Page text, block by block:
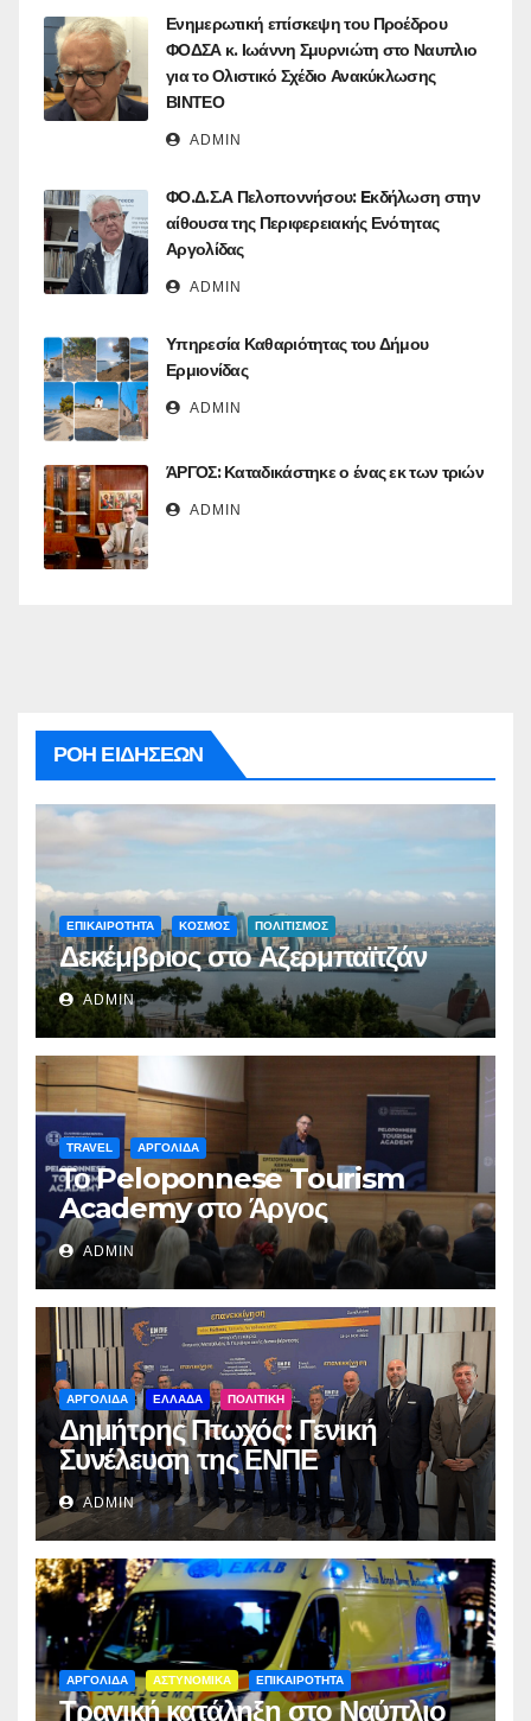
Ενημερωτική επίσκεψη του Προέδρου
ΦΟΔΣΑ κ. Ιωάννη Σμυρνιώτη στο Ναυπλιο
για το Ολιστικό Σχέδιο Ανακύκλωσης
ΒΙΝΤΕΟ
ADMIN
ΦΟ.Δ.Σ.Α Πελοποννήσου: Eκδήλωση στην
αίθουσα της Περιφερειακής Ενότητας
Αργολίδας
ADMIN
Υπηρεσία Καθαριότητας του Δήμου
Ερμιονίδας
ADMIN
ΆΡΓΟΣ: Καταδικάστηκε ο ένας εκ των τριών
ADMIN
ΡΟΗ ΕΙΔΗΣΕΩΝ
ΕΠΙΚΑΙΡΟΤΗΤΑ ΚΟΣΜΟΣ ΠΟΛΙΤΙΣΜΟΣ
Δεκέμβριος στο Αζερμπαϊτζάν
ADMIN
TRAVEL ΑΡΓΟΛΙΔΑ
Το Peloponnese Tourism
Academy στο Άργος
ADMIN
ΑΡΓΟΛΙΔΑ ΕΛΛΑΔΑ ΠΟΛΙΤΙΚΗ
Δημήτρης Πτωχός: Γενική
Συνέλευση της ΕΝΠΕ
ADMIN
ΑΡΓΟΛΙΔΑ ΑΣΤΥΝΟΜΙΚΑ ΕΠΙΚΑΙΡΟΤΗΤΑ
Τραγική κατάληξη στο Ναύπλιο